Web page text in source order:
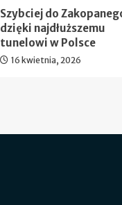
Szybciej do
dzięki najdłuższemu
tunelowi w Polsce
16 kwietnia, 2026